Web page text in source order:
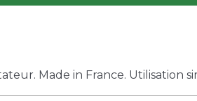
Made in France. Utilisation